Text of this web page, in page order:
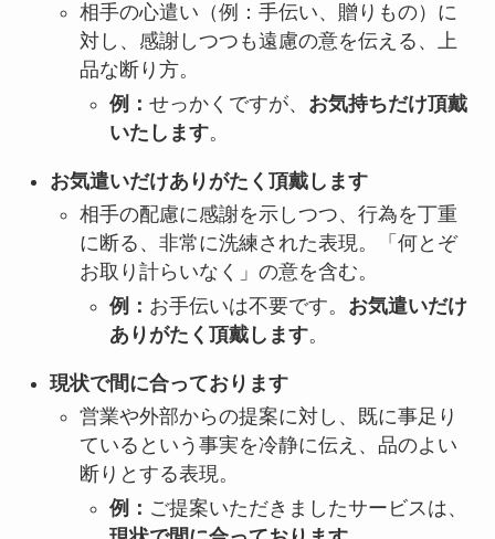
相手の心遣い（例：手伝い、贈りもの）に
対し、感謝しつつも遠慮の意を伝える、上
品な断り方。
例： せっかくですが、 お気持ちだけ頂戴
いたします。
お気遣いだけありがたく頂戴します
相手の配慮に感謝を示しつつ、行為を丁重
に断る、非常に洗練された表現。「何とぞ
お取り計らいなく」の意を含む。
例： お手伝いは不要です。 お気遣いだけ
ありがたく頂戴します。
現状で間に合っております
営業や外部からの提案に対し、既に事足り
ているという事実を冷静に伝え、品のよい
断りとする表現。
例： ご提案いただきましたサービスは、